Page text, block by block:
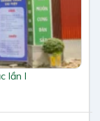
lần I